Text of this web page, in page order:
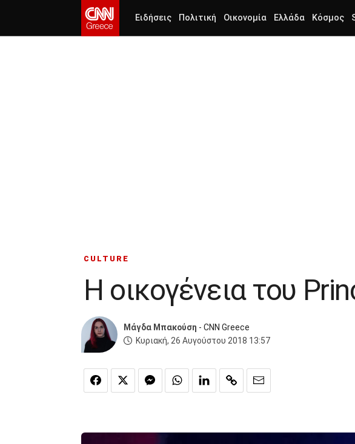
Ειδήσεις Πολιτική Οικονομία Ελλάδα Κόσμος
CULTURE
Η οικογένεια του
Μάγδα Μπακούση - CNN Greece
Κυριακή, 26 Αυγούστου 2018 13:57